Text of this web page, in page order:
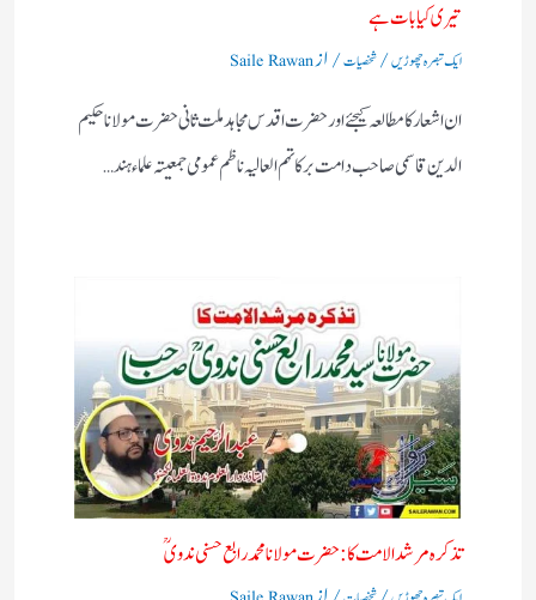
تیری کیا بات ہے
ایک تبصرہ چھوڑیں/شخصیات/ ازSaile Rawan
ان اشعار کا مطالعہ کیجئے اور حضرت اقدس مجاہد ملت ثانی حضرت مولانا حکیم
الدین قاسمی صاحب دامت برکاتہم العالیہ ناظم عمومی جمعیتہ علماء ہند…
تذکرہ مرشد الامت کا :حضرت مولانا محمد رابع حسنی ندویؒ
/ / از